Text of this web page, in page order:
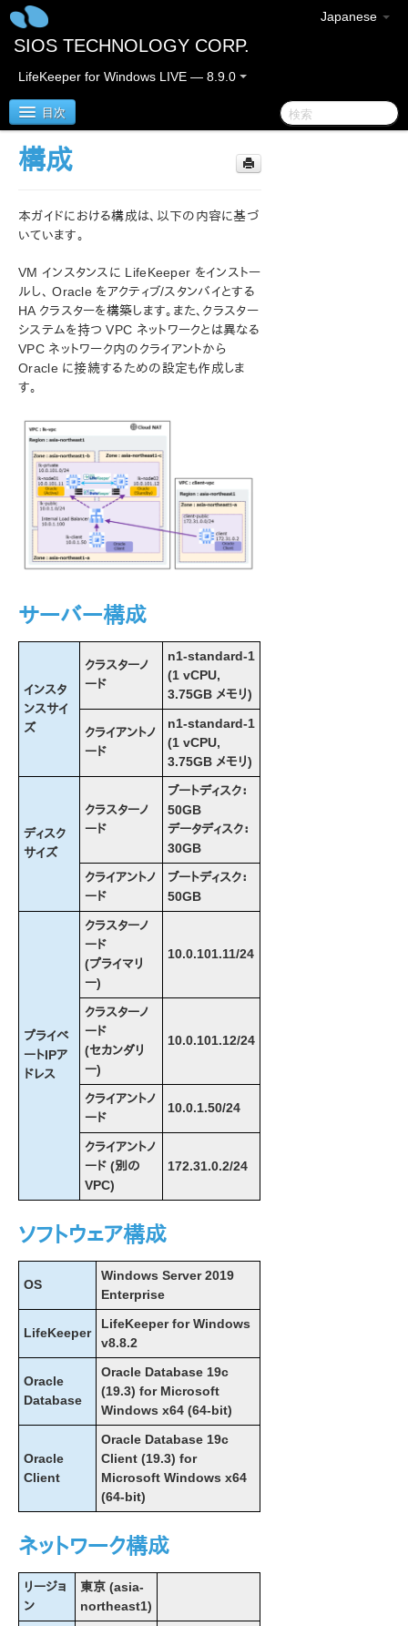
Japanese
SIOS TECHNOLOGY CORP.
LifeKeeper for Windows LIVE — 8.9.0
目次
LifeKeeper for Windows
LifeKeeper for Windows リリースノート
クラウド環境における LifeKeeper for Windows の利用
について
LifeKeeper for Windows ステップバイステップガイド
（Google Cloud 編）
Google Cloud の概要
Google Cloud 上での LifeKeeper 固有の設定に関す
Google Cloud での設定
OS の設定
LifeKeeper のインストールと設定
ロードバランサーの作成
Generic ARK for Load Balancer Probe Reply
(GenLB) の作成
Oracle の保護
別の VPC クライアントからの接続
Microsoft Azure 動作検証ガイド
AWS Direct Connect クイックスタートガイド
AWS VPC ピア接続クイックスタートガイド
LifeKeeper for Windows インストレーションガイド
LifeKeeper for Windows テクニカルドキュメンテーショ
総合メッセージカタログ
アプリケーションリカバリーキット
LifeKeeper for Windowsサポートマトリックス
LifeKeeper Single Server Protection for Windows
LifeKeeper Single Server Protection for Windows
テクニカルドキュメンテーション
プロダクトライフサイクル
PDFでダウンロード
構成
本ガイドにおける構成は、以下の内容に基づ
いています。
VM インスタンスに LifeKeeper をインストー
ルし、 Oracle をアクティブ/スタンバイとする
HA クラスターを構築します。また、クラスター
システムを持つ VPC ネットワークとは異なる
VPC ネットワーク内のクライアントから
Oracle に接続するための設定も作成しま
す。
サーバー構成
インスタ
ンスサイ
ズ
クラスターノ
ード
n1-standard-1
(1 vCPU,
3.75GB メモリ)
クライアントノ
ード
n1-standard-1
(1 vCPU,
3.75GB メモリ)
ディスク
サイズ
クラスターノ
ード
ブートディスク：
50GB
データディスク：
30GB
クライアントノ
ード
ブートディスク：
50GB
プライベ
ートIPア
ドレス
クラスターノ
ード
(プライマリ
ー)
10.0.101.11/24
クラスターノ
ード
(セカンダリ
ー)
10.0.101.12/24
クライアントノ
ード
10.0.1.50/24
クライアントノ
ード (別の
VPC)
172.31.0.2/24
ソフトウェア構成
OS
Windows Server 2019
Enterprise
LifeKeeper
LifeKeeper for Windows
v8.8.2
Oracle
Database
Oracle Database 19c
(19.3) for Microsoft
Windows x64 (64-bit)
Oracle
Client
Oracle Database 19c
Client (19.3) for
Microsoft Windows x64
(64-bit)
ネットワーク構成
リージョ
ン
東京 (asia-
northeast1)